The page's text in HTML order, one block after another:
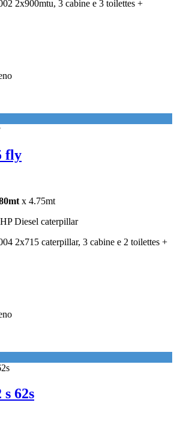
2x900mtu, 3 cabine e 3 toilettes +
fly
x 4.75mt
Diesel caterpillar
2x715 caterpillar, 3 cabine e 2 toilettes +
62s